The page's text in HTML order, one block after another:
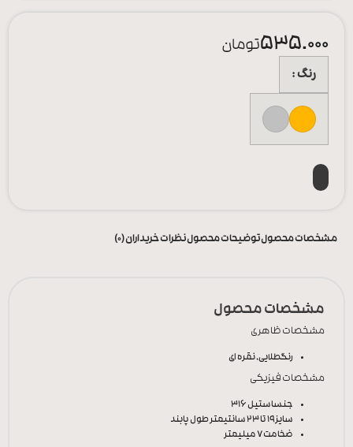
535.000تومان
رنگ
مشخصات محصولتوضیحات محصولنظرات خریداران (0)
مشخصات محصول
مشخصات ظاهری
رنگطلایی, نقره ای
مشخصات فیزیکی
جنساستیل 316
سایز19 تا 23 سانتیمتر طول پابند
ضخامت7 میلیمتر